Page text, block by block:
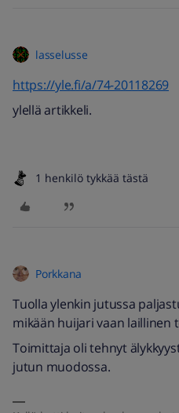
lasselusse
https://yle.fi/a/74-20118269
ylellä artikkeli.
1 henkilö tykkää tästä
Porkkana
Tuolla ylenkin jutussa
mikään huijari vaan laillinen
Toimittaja oli tehnyt
jutun muodossa.